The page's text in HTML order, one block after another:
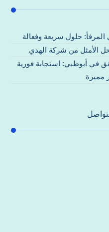
المرفأ: حلول سريعة وفعالة
الأمثل من شركة الهدي
في أبوظبي: استجابة فورية
مميزة